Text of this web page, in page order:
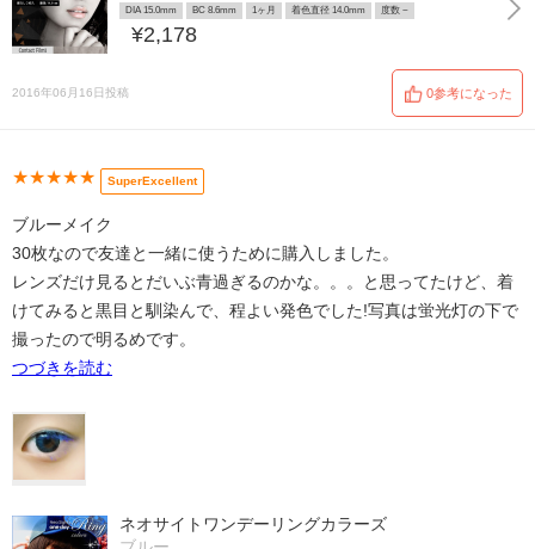
DIA 15.0mm BC 8.6mm 1ヶ月 着色直径 14.0mm 度数 ~
¥2,178
2016年06月16日投稿 0参考になった
★★★★★ SuperExcellent
ブルーメイク
30枚なので友達と一緒に使うために購入しました。
レンズだけ見るとだいぶ青過ぎるのかな。。。と思ってたけど、着
けてみると黒目と馴染んで、程よい発色でした!写真は蛍光灯の下で
撮ったので明るめです。
つづきを読む
ネオサイトワンデーリングカラーズ